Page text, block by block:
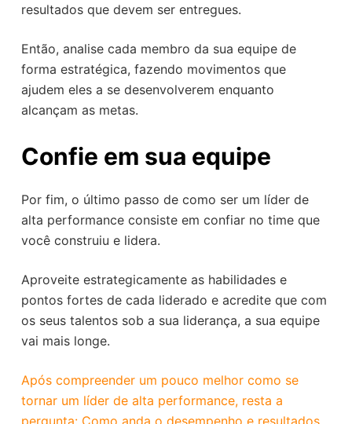
resultados que devem ser entregues.
Então, analise cada membro da sua equipe de
forma estratégica, fazendo movimentos que
ajudem eles a se desenvolverem enquanto
alcançam as metas.
Confie em sua equipe
Por fim, o último passo de como ser um líder de
alta performance consiste em confiar no time que
você construiu e lidera.
Aproveite estrategicamente as habilidades e
pontos fortes de cada liderado e acredite que com
os seus talentos sob a sua liderança, a sua equipe
vai mais longe.
Após compreender um pouco melhor como se
tornar um líder de alta performance, resta a
pergunta: Como anda o desempenho e resultados